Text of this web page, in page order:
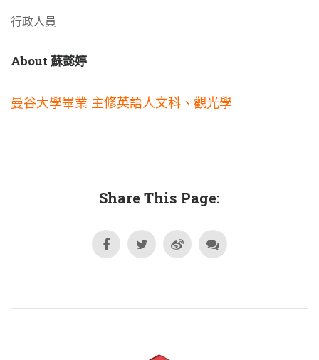
行政人員
About 蘇懿婷
曼谷大學畢業 主修英語人文科、觀光學
Share This Page: